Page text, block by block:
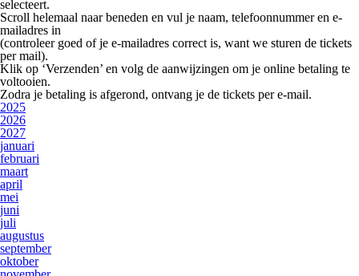
selecteert.
Scroll helemaal naar beneden en vul je naam, telefoonnummer en e-
mailadres in
(controleer goed of je e-mailadres correct is, want we sturen de tickets
per mail).
Klik op ‘Verzenden’ en volg de aanwijzingen om je online betaling te
voltooien.
Zodra je betaling is afgerond, ontvang je de tickets per e-mail.
2025
2026
2027
januari
februari
maart
april
mei
juni
juli
augustus
september
oktober